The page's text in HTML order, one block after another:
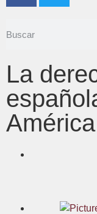
La
América